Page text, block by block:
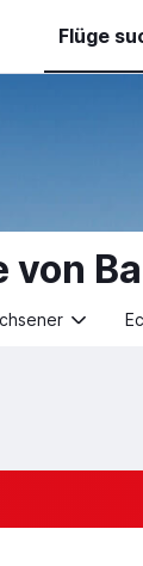
Flüge
von